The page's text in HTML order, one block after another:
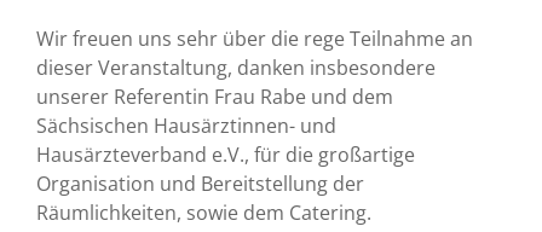
Wir freuen uns sehr über die rege Teilnahme an
dieser Veranstaltung, danken insbesondere
unserer Referentin Frau Rabe und dem
Sächsischen Hausärztinnen- und
Hausärzteverband e.V., für die großartige
Organisation und Bereitstellung der
Räumlichkeiten, sowie dem Catering.